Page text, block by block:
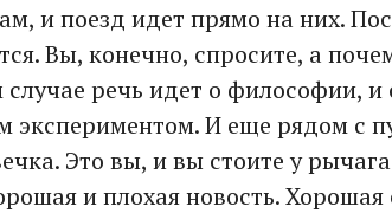
и поезд идет прямо на них.
Вы, конечно, спросите, а
случае речь идет о философии, и
И еще рядом с
Это вы, и вы стоите у
и плохая новость. Хорошая